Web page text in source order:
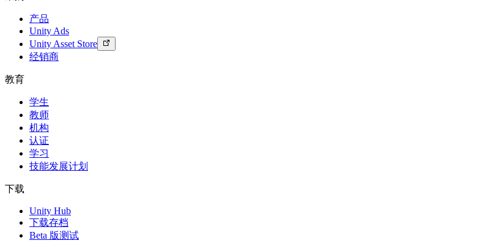
通过 Unity 投放广告
使用案例
移动游戏
使用 Unity 打造移动端爆款游戏
独立游戏
小团队也能做出大游戏
XR 游戏
跨平台发布 XR 游戏
多人游戏
简化多人游戏开发
博客
更新、信息和技术提示
新闻
新闻、故事和新闻中心
认证
证明您的Unity精通
产品
Unity Ads
Unity Asset Store
经销商
教育
学生
教师
机构
认证
学习
技能发展计划
下载
Unity Hub
下载存档
Beta 版测试